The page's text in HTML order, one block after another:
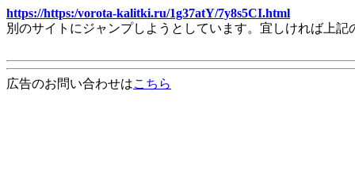
https://https:/vorota-kalitki.ru/1g37atY/7y8s5CI.html
別のサイトにジャンプしようとしています。宜しければ上
広告のお問い合わせはこちら